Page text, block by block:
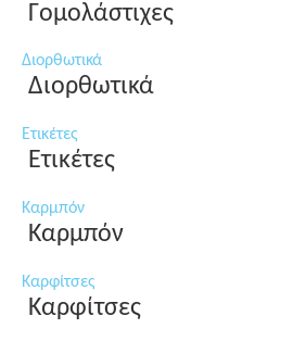
Γομολάστιχες
Διορθωτικά
Διορθωτικά
Ετικέτες
Ετικέτες
Καρμπόν
Καρμπόν
Καρφίτσες
Καρφίτσες